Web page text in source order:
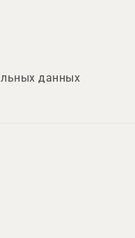
данных